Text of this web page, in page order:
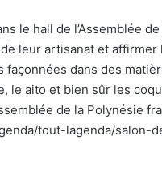
le hall de l’Assemblée
leur artisanat et affirmer
dans des
le aito et bien sûr les
de la Polynésie
tout-lagenda/salon-